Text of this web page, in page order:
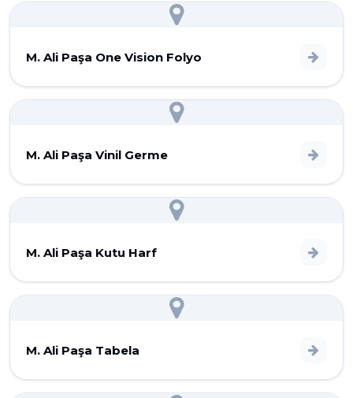
M. Ali Paşa One Vision Folyo
M. Ali Paşa Vinil Germe
M. Ali Paşa Kutu Harf
M. Ali Paşa Tabela